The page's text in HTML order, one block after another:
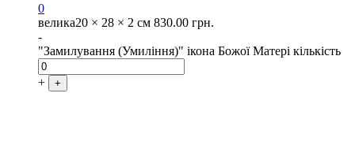
0
велика20 × 28 × 2 см 830.00 грн.
-
"Замилування (Умиління)" ікона Божої Матері кількість
+ +